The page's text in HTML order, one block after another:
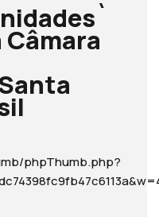
phpThumb.php?